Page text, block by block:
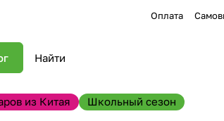
Оплата
из Китая Школьный сезон